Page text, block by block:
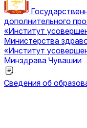
дополнительного
«Институт
Министерства
«Институт
Минздрава Чувашии
Сведения об